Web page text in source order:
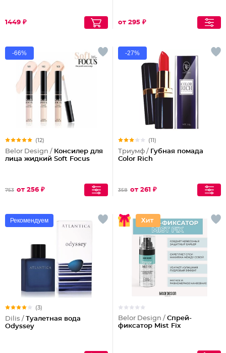
1449 ₽ от 295 ₽
-66%
(12)
Belor Design / Консилер для
лица жидкий Soft Focus
753 от 256 ₽
-27%
(11)
Триумф / Губная помада
Color Rich
358 от 261 ₽
Рекомендуем
(3)
Dilis / Туалетная вода
Odyssey
Belor Design / Спрей-
фиксатор Mist Fix